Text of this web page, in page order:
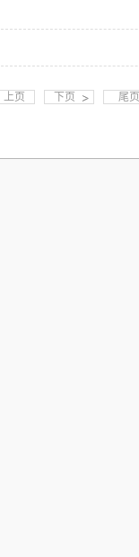
上页 下页 尾页